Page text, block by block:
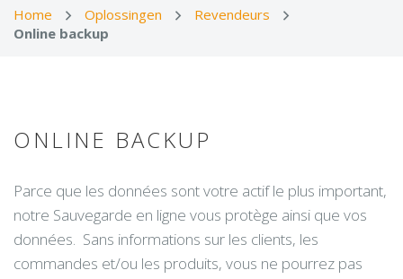
Home Oplossingen
Revendeurs
Online backup
ONLINE BACKUP
Parce que les données sont votre actif le plus important,
notre Sauvegarde en ligne vous protège ainsi que vos
données. Sans informations sur les clients, les
commandes et/ou les produits, vous ne pourrez pas